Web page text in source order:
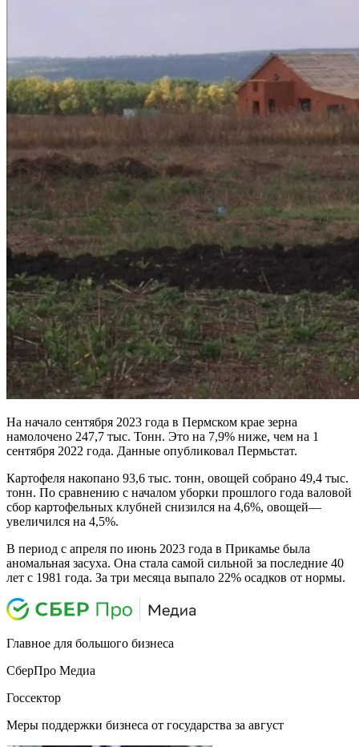
На начало сентября 2023 года в Пермском крае зерна
намолочено 247,7 тыс. Тонн. Это на 7,9% ниже, чем на 1
сентября 2022 года. Данные опубликовал Пермьстат.
Картофеля накопано 93,6 тыс. тонн, овощей собрано 49,4 тыс.
тонн. По сравнению с началом уборки прошлого года валовой
сбор картофельных клубней снизился на 4,6%, овощей—
увеличился на 4,5%.
В период с апреля по июнь 2023 года в Прикамье была
аномальная засуха. Она стала самой сильной за последние 40
лет с 1981 года. За три месяца выпало 22% осадков от нормы.
Главное для большого бизнеса
СберПро Медиа
Госсектор
Меры поддержки бизнеса от государства за август